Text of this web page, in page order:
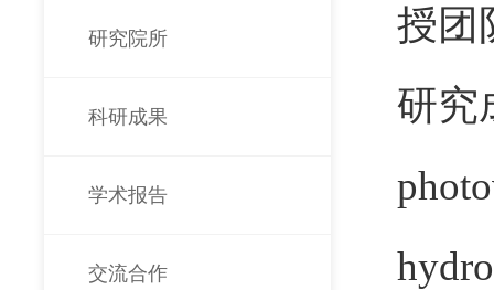
研究院所
科研成果
学术报告
交流合作
授团
研究